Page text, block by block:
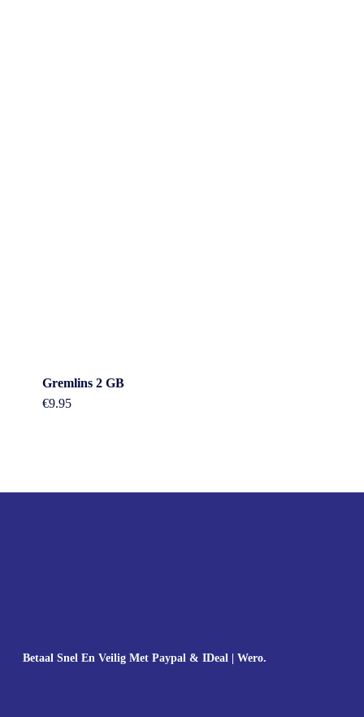
Gremlins 2 GB
€9.95
Betaal Snel En Veilig Met Paypal & IDeal | Wero.